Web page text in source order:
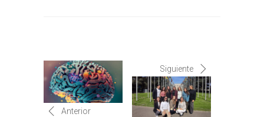
Anterior
Siguiente